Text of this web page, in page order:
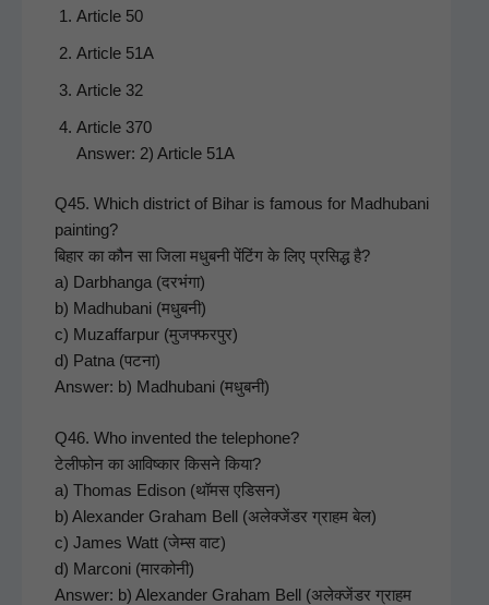
Arti­cle 50
Arti­cle 51A
Arti­cle 32
Arti­cle 370
Answer: 2) Arti­cle 51A
Q45. Which dis­trict of Bihar is famous for Mad­hubani
paint­ing?
बिहार का कौन सा जिला मधुबनी पेंटिंग के लिए प्रसिद्ध है?
a) Darb­hanga (दरभंगा)
b) Mad­hubani (मधुबनी)
c) Muzaf­farpur (मुजफ्फरपुर)
d) Pat­na (पटना)
Answer: b) Mad­hubani (मधुबनी)
Q46. Who invent­ed the tele­phone?
टेलीफोन का आविष्कार किसने किया?
a) Thomas Edi­son (थॉमस एडिसन)
b) Alexan­der Gra­ham Bell (अलेक्जेंडर ग्राहम बेल)
c) James Watt (जेम्स वाट)
d) Mar­coni (मारकोनी)
Answer: b) Alexan­der Gra­ham Bell (अलेक्जेंडर ग्राहम